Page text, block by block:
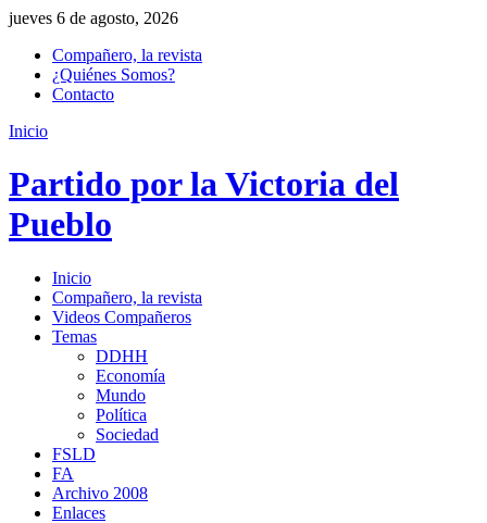
jueves 6 de agosto, 2026
Compañero, la revista
¿Quiénes Somos?
Contacto
Inicio
Partido por la Victoria del
Pueblo
Inicio
Compañero, la revista
Videos Compañeros
Temas
DDHH
Economía
Mundo
Política
Sociedad
FSLD
FA
Archivo 2008
Enlaces